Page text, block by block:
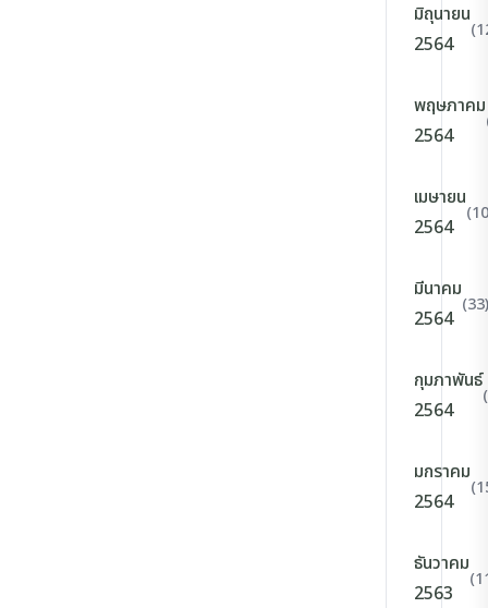
มิถุนายน
2564
พฤษภาคม
2564
เมษายน
2564
มีนาคม
2564
(33)
กุมภาพันธ์
2564
มกราคม
2564
ธันวาคม
2563